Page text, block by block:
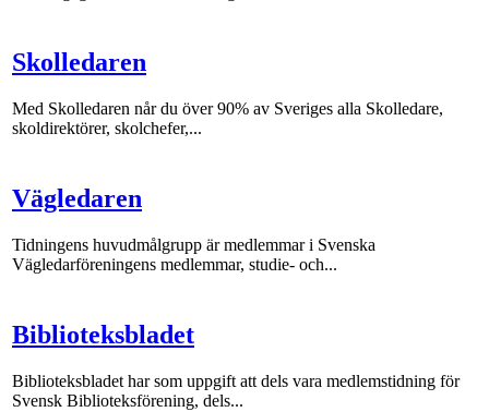
Skolledaren
Med Skolledaren når du över 90% av Sveriges alla Skolledare,
skoldirektörer, skolchefer,...
Vägledaren
Tidningens huvudmålgrupp är medlemmar i Svenska
Vägledarföreningens medlemmar, studie- och...
Biblioteksbladet
Biblioteksbladet har som uppgift att dels vara medlemstidning för
Svensk Biblioteksförening, dels...